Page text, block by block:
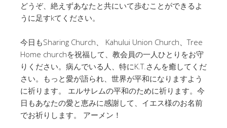
どうぞ、絶えずあなたと共にいて歩むことができるよ
うに足すkてください。
今日もSharing Church、 Kahului Union Church、Tree
Home churchを祝福して、教会員の一人ひとりをお守
りください。病んでいる人、特にK.T.さんを癒してくだ
さい。もっと愛が語られ、世界が平和になりますよう
に祈ります。 エルサレムの平和のために祈ります。今
日もあなたの愛と恵みに感謝して、イエス様のお名前
でお祈りします。 アーメン！